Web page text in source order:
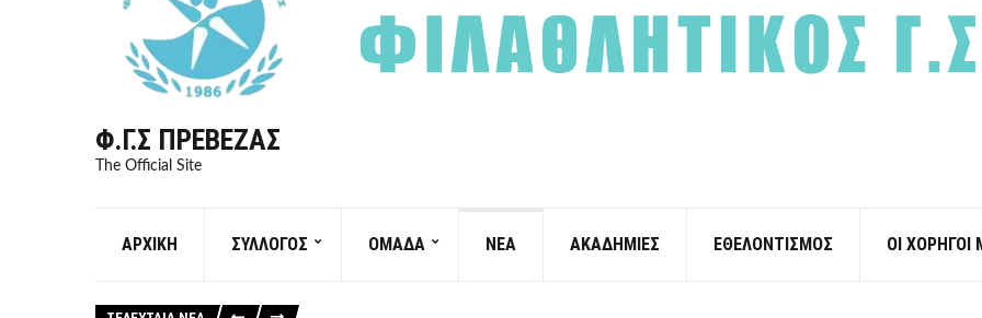
Φ.Γ.Σ ΠΡΈΒΕΖΑΣ
The Official Site
ΑΡΧΙΚΗ ΣΥΛΛΟΓΟΣ ΟΜΑΔΑ ΝΕΑ ΑΚΑΔΗΜΙΕΣ ΕΘΕΛΟΝΤΙΣΜΟΣ ΟΙ ΧΟΡΗΓΟΙ